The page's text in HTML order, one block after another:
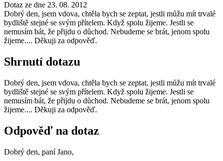
Dotaz ze dne 23. 08. 2012
Dobrý den, jsem vdova, chtěla bych se zeptat, jestli můžu mít trvalé
bydliště stejné se svým přítelem. Když spolu žijeme. Jestli se
nemusím bát, že přijdu o důchod. Nebudeme se brát, jenom spolu
žijeme.... Děkuji za odpověď.
Shrnutí dotazu
Dobrý den, jsem vdova, chtěla bych se zeptat, jestli můžu mít trvalé
bydliště stejné se svým přítelem. Když spolu žijeme. Jestli se
nemusím bát, že přijdu o důchod. Nebudeme se brát, jenom spolu
žijeme.... Děkuji za odpověď.
Odpověď na dotaz
Dobrý den, paní Jano,